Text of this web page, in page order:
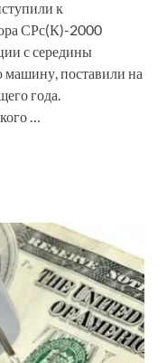
к
СРс(К)-2000
с середины
поставили на
года.
…